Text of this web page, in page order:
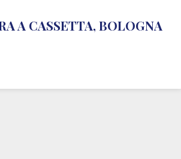
A CASSETTA, BOLOGNA